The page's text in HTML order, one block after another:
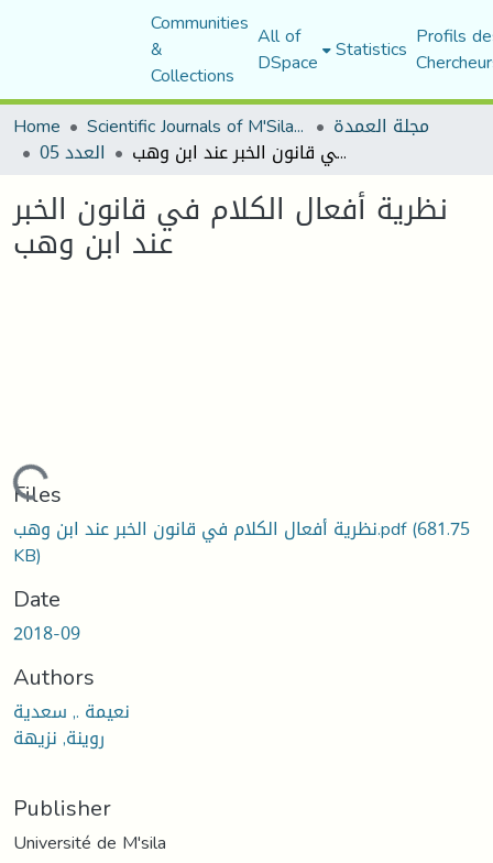
Communities
&
Collections
All of
DSpace Statistics Profils
Home
Scientific Journals of M'Sila University مجلة العمدة
العدد 05 نظرية أفعال الكلام في قانون الخبر عند ابن وهب
نظرية أفعال الكلام في قانون الخبر
عند ابن وهب
Loading...
Files
نظرية أفعال الكلام في قانون الخبر عند ابن وهب.pdf(681.75
KB)
Date
2018-09
Authors
نعيمة ., سعدية
روينة, نزيهة
Publisher
Université de M'sila